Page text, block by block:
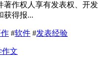
著作权人享有发表权、开发
获得报...
#软件 #发表经验
作文